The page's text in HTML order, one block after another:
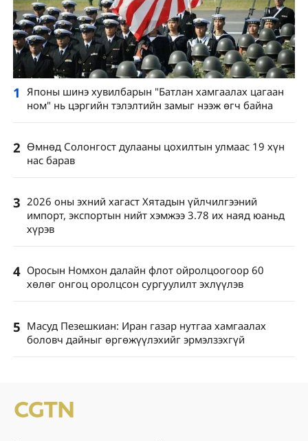
1
Японы шинэ хувилбарын "Батлан ​​​​хамгаалах цагаан
ном" нь цэргийн тэлэлтийн замыг нээж өгч байна
2 Өмнөд Солонгост дулааны цохилтын улмаас 19 хүн
нас барав
3 2026 оны эхний хагаст Хятадын үйлчилгээний
импорт, экспортын нийт хэмжээ 3.78 их наяд юаньд
хүрэв
4 Оросын Номхон далайн флот ойролцоогоор 60
хөлөг онгоц оролцсон сургуулилт эхлүүлэв
5 Масуд Пезешкиан: Иран газар нутгаа хамгаалах
боловч дайныг өргөжүүлэхийг эрмэлзэхгүй